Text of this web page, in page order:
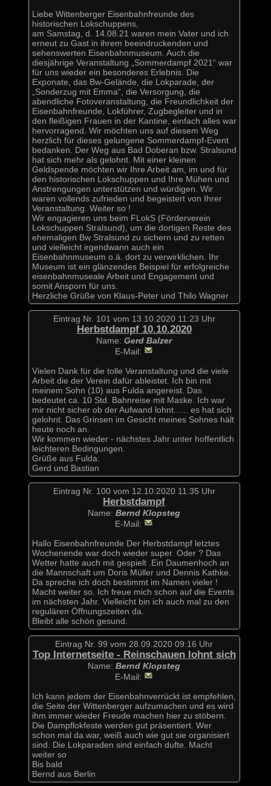
Liebe Wittenberger Eisenbahnfreunde des
historischen Lokschuppens,
am Samstag, d. 14.08.21 waren mein Vater und ich
erneut zu Gast in ihrem beeindruckenden und
sehenswerten Eisenbahnmuseum. Auch die
diesjährige Veranstaltung „Sommerdampf 2021“ war
für uns wieder ein besonderes Erlebnis. Die
Exponate, das Bw-Gelände, die Lokparade, der
„Sonderzug mit Emma“, die Versorgung, die
abendliche Fotoveranstaltung, die Freundlichkeit der
Eisenbahnfreunde, Lokführer, Zugbegleiter und in
den fleißigen Frauen in der Kantine, einfach alles war
hervorragend. Wir möchten uns auf diesem Weg
herzlich für dieses gelungene Sommerdampf-Event
bedanken. Der Weg aus Bad Doberan bzw. Stralsund
hat sich mehr als gelohnt. Mit einer kleinen
Geldspende möchten wir Ihre Arbeit am, im und für
den historischen Lokschuppen und Ihre Mühen und
Anstrengungen unterstützen und würdigen. Wir
waren vollends zufrieden und begeistert von Ihrer
Veranstaltung. Weiter so !
Wir engagieren uns beim FLokS (Förderverein
Lokschuppen Stralsund), um die dortigen Reste des
ehemaligen Bw Stralsund zu sichern und zu retten
und vielleicht irgendwann auch ein
Eisenbahnmuseum o.ä. dort zu verwirklichen. Ihr
Museum ist ein glänzendes Beispiel für erfolgreiche
eisenbahnmuseale Arbeit und Engagement und
somit Ansporn für uns.
Herzliche Grüße von Klaus-Peter und Thilo Wagner
Eintrag Nr. 101 vom 13.10.2020 11:23 Uhr
Herbstdampf 10.10.2020
Name: Gerd Balzer
E-Mail:
Vielen Dank für die tolle Veranstaltung und die viele
Arbeit die der Verein dafür ableistet. Ich bin mit
meinem Sohn (10) aus Fulda angereist. Das
bedeutet ca. 10 Std. Bahnreise mit Maske. Ich war
mir nicht sicher ob der Aufwand lohnt...... es hat sich
gelohnt. Das Grinsen im Gesicht meines Sohnes hält
heute noch an.
Wir kommen wieder - nächstes Jahr unter hoffentlich
leichteren Bedingungen.
Grüße aus Fulda:
Gerd und Bastian
Eintrag Nr. 100 vom 12.10.2020 11:35 Uhr
Herbstdampf
Name: Bernd Klopsteg
E-Mail:
Hallo Eisenbahnfreunde Der Herbstdampf letztes
Wochenende war doch wieder super. Oder ? Das
Wetter hatte auch mit gespielt .Ein Daumenhoch an
die Mannschaft um Doris Müller und Dennis Kathke.
Da spreche ich doch bestimmt im Namen vieler !
Macht weiter so. Ich freue mich schon auf die Events
im nächsten Jahr. Vielleicht bin ich auch mal zu den
regulären Öffnungszeiten da.
Bleibt alle schön gesund.
Eintrag Nr. 99 vom 28.09.2020 09:16 Uhr
Top Internetseite - Reinschauen lohnt sich
Name: Bernd Klopsteg
E-Mail:
Ich kann jedem der Eisenbahnverrückt ist empfehlen,
die Seite der Wittenberger aufzumachen und es wird
ihm immer wieder Freude machen hier zu stöbern.
Die Dampflokfeste werden gut präsentiert. Wer
schon mal da war, weiß auch wie gut sie organisiert
sind. Die Lokparaden sind einfach dufte. Macht
weiter so
Bis bald
Bernd aus Berlin